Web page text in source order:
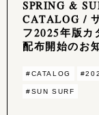
SPRING &
CATALOG /
フ2025年版カ
配布開始のお
#CATALOG
#SUN SURF